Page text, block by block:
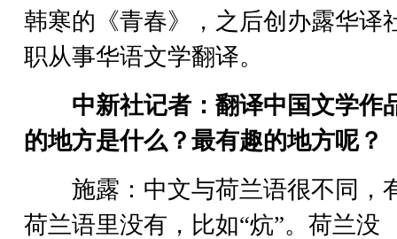
韩寒的《青春》，之后创办露华译
职从事华语文学翻译。
中新社记者：翻译中国文学作
的地方是什么？最有趣的地方呢？
施露：中文与荷兰语很不同，
荷兰语里没有，比如“炕”。荷兰没